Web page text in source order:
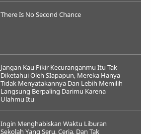
There Is No Second Chance
Jangan Kau Pikir Kecuranganmu Itu Tak
Diketahui Oleh SIapapun, Mereka Hanya
Tidak Menyatakannya Dan Lebih Memilih
Langsung Berpaling Darimu Karena
Ulahmu Itu
Ingin Menghabiskan Waktu Liburan
Sekolah Yang Seru, Ceria, Dan Tak